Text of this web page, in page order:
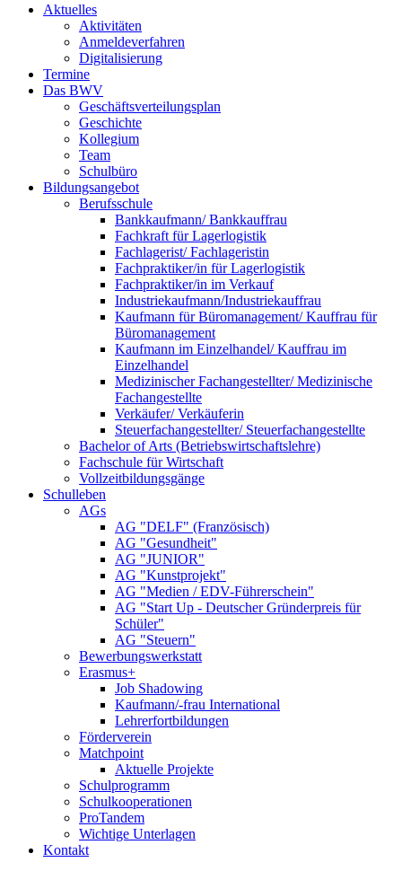
Aktuelles
Aktivitäten
Anmeldeverfahren
Digitalisierung
Termine
Das BWV
Geschäftsverteilungsplan
Geschichte
Kollegium
Team
Schulbüro
Bildungsangebot
Berufsschule
Bankkaufmann/ Bankkauffrau
Fachkraft für Lagerlogistik
Fachlagerist/ Fachlageristin
Fachpraktiker/in für Lagerlogistik
Fachpraktiker/in im Verkauf
Industriekaufmann/Industriekauffrau
Kaufmann für Büromanagement/ Kauffrau für
Büromanagement
Kaufmann im Einzelhandel/ Kauffrau im
Einzelhandel
Medizinischer Fachangestellter/ Medizinische
Fachangestellte
Verkäufer/ Verkäuferin
Steuerfachangestellter/ Steuerfachangestellte
Bachelor of Arts (Betriebswirtschaftslehre)
Fachschule für Wirtschaft
Vollzeitbildungsgänge
Schulleben
AGs
AG "DELF" (Französisch)
AG "Gesundheit"
AG "JUNIOR"
AG "Kunstprojekt"
AG "Medien / EDV-Führerschein"
AG "Start Up - Deutscher Gründerpreis für
Schüler"
AG "Steuern"
Bewerbungswerkstatt
Erasmus+
Job Shadowing
Kaufmann/-frau International
Lehrerfortbildungen
Förderverein
Matchpoint
Aktuelle Projekte
Schulprogramm
Schulkooperationen
ProTandem
Wichtige Unterlagen
Kontakt